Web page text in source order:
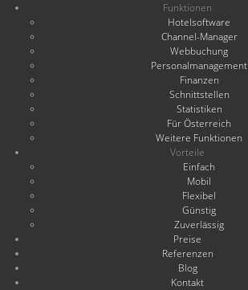
Funktionen
Hotelsoftware
Channel-Manager
Webbuchung
Personalmanagement
Finanzen
Schnittstellen
Statistiken
Für Österreich
Weitere Funktionen
Vorteile
Einfach
Mobil
Flexibel
Günstig
Zuverlässig
Preise
Referenzen
Blog
Kontakt